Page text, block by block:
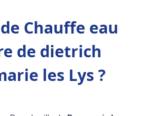
Chauffe eau
de dietrich
les Lys ?